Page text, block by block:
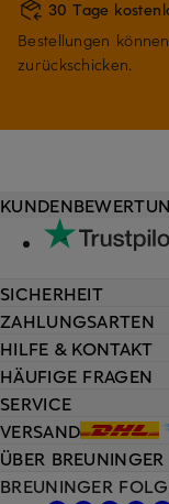
30 Tage
Bestellungen
zurückschicken.
HILFE & KONTAKT
HÄUFIGE FRAGEN
SERVICE
VERSAND
SICHERHEIT
ZAHLUNGSARTEN
ÜBER BREUNINGER
BREUNINGER